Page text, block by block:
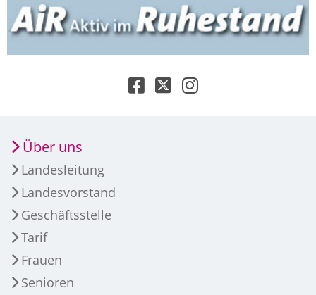
Über uns
Landesleitung
Landesvorstand
Geschäftsstelle
Tarif
Frauen
Senioren